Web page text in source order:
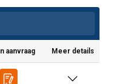
aanvraag Meer details